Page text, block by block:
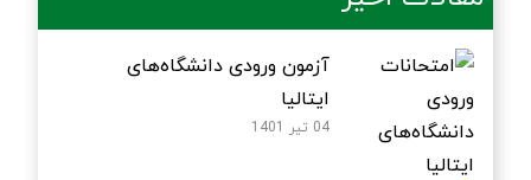
آزمون ورودی دانشگاه‌های
ایتالیا
04 تیر 1401